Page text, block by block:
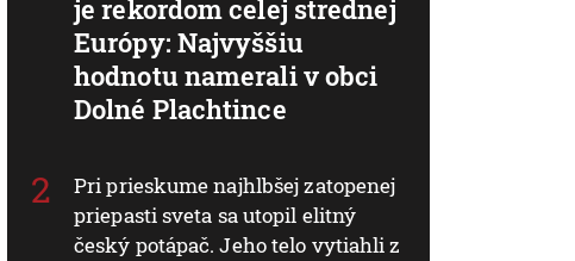
je rekordom celej strednej
Európy: Najvyššiu
hodnotu namerali v obci
Dolné Plachtince
Pri prieskume najhlbšej zatopenej
priepasti sveta sa utopil elitný
český potápač. Jeho telo vytiahli z